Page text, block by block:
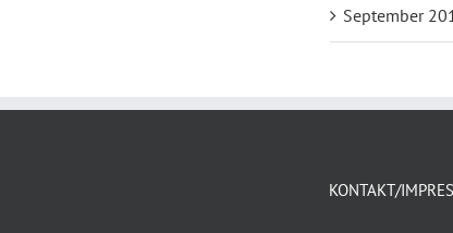
September
KONTAKT/